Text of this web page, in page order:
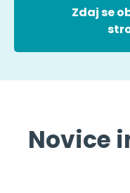
Zdaj se
Novice